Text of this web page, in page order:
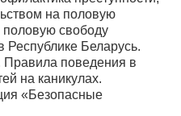
на половую
половую свободу
Республике Беларусь.
Правила поведения в
на каникулах.
«Безопасные